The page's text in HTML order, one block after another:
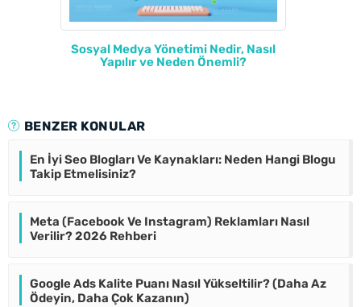
Sosyal Medya Yönetimi Nedir, Nasıl
Yapılır ve Neden Önemli?
BENZER KONULAR
En İyi Seo Blogları Ve Kaynakları: Neden Hangi Blogu
Takip Etmelisiniz?
Meta (Facebook Ve Instagram) Reklamları Nasıl
Verilir? 2026 Rehberi
Google Ads Kalite Puanı Nasıl Yükseltilir? (Daha Az
Ödeyin, Daha Çok Kazanın)